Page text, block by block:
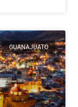
GUANAJUATO